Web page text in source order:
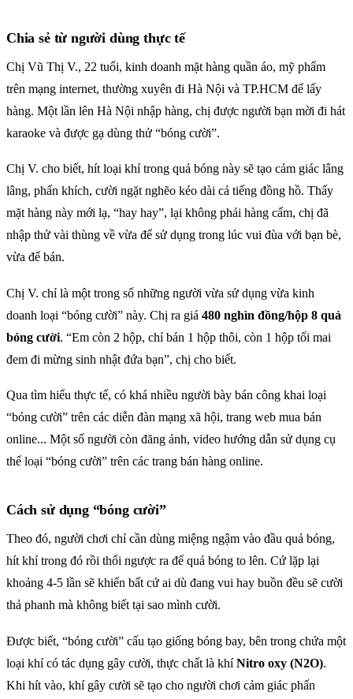
Chia sẻ từ người dùng thực tế
Chị Vũ Thị V., 22 tuổi, kinh doanh mặt hàng quần áo, mỹ phẩm
trên mạng internet, thường xuyên đi Hà Nội và TP.HCM để lấy
hàng. Một lần lên Hà Nội nhập hàng, chị được người bạn mời đi hát
karaoke và được gạ dùng thử “bóng cười”.
Chị V. cho biết, hít loại khí trong quả bóng này sẽ tạo cảm giác lâng
lâng, phấn khích, cười ngặt nghẽo kéo dài cả tiếng đồng hồ. Thấy
mặt hàng này mới lạ, “hay hay”, lại không phải hàng cấm, chị đã
nhập thử vài thùng về vừa để sử dụng trong lúc vui đùa với bạn bè,
vừa để bán.
Chị V. chỉ là một trong số những người vừa sử dụng vừa kinh
doanh loại “bóng cười” này. Chị ra giá 480 nghìn đồng/hộp 8 quả
bóng cười. “Em còn 2 hộp, chỉ bán 1 hộp thôi, còn 1 hộp tối mai
đem đi mừng sinh nhật đứa bạn”, chị cho biết.
Qua tìm hiểu thực tế, có khá nhiều người bày bán công khai loại
“bóng cười” trên các diễn đàn mạng xã hội, trang web mua bán
online... Một số người còn đăng ảnh, video hướng dẫn sử dụng cụ
thể loại “bóng cười” trên các trang bán hàng online.
Cách sử dụng “bóng cười”
Theo đó, người chơi chỉ cần dùng miệng ngậm vào đầu quả bóng,
hít khí trong đó rồi thổi ngược ra để quả bóng to lên. Cứ lặp lại
khoảng 4-5 lần sẽ khiến bất cứ ai dù đang vui hay buồn đều sẽ cười
thả phanh mà không biết tại sao mình cười.
Được biết, “bóng cười” cấu tạo giống bóng bay, bên trong chứa một
loại khí có tác dụng gây cười, thực chất là khíNitro oxy (N2O).
Khi hít vào, khí gây cười sẽ tạo cho người chơi cảm giác phấn